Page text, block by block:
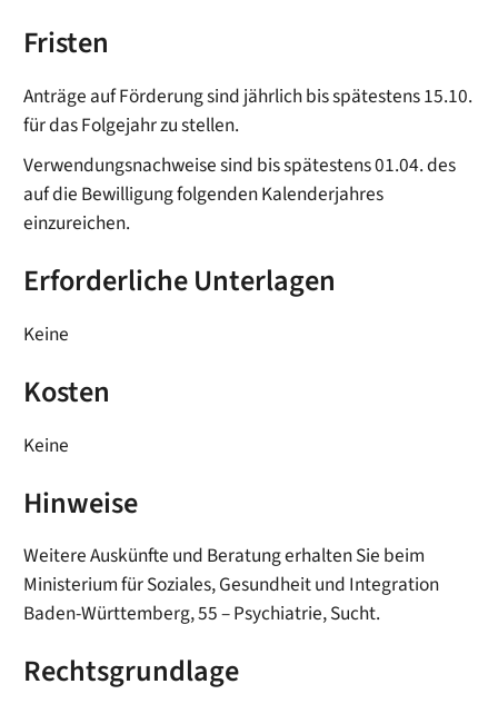
Fristen
Anträge auf Förderung sind jährlich bis spätestens 15.10.
für das Folgejahr zu stellen.
Verwendungsnachweise sind bis spätestens 01.04. des
auf die Bewilligung folgenden Kalenderjahres
einzureichen.
Erforderliche Unterlagen
Keine
Kosten
Keine
Hinweise
Weitere Auskünfte und Beratung erhalten Sie beim
Ministerium für Soziales, Gesundheit und Integration
Baden-Württemberg, 55 – Psychiatrie, Sucht.
Rechtsgrundlage